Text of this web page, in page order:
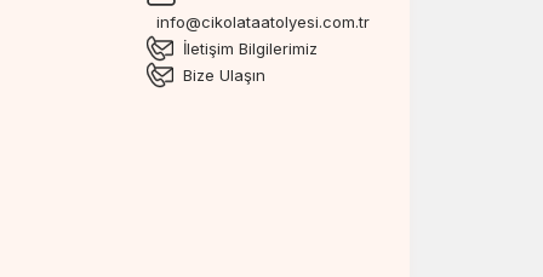
info@cikolataatolyesi.com.tr
İletişim Bilgilerimiz
Bize Ulaşın